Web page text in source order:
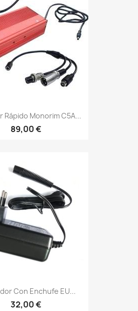
Rápido Monorim C5A...
89,00 €
Con Enchufe EU...
32,00 €